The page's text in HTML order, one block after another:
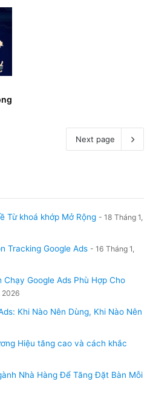
Next page
Từ khoá khớp Mở Rộng
18 Tháng 1,
Tracking Google Ads
16 Tháng 1,
Google Ads Phù Hợp Cho
2026
Khi Nào Nên Dùng, Khi Nào Nên
Hiệu tăng cao và cách khắc
Nhà Hàng Để Tăng Đặt Bàn Mỗi